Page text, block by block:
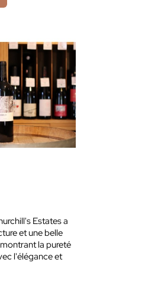
Estates a
et une belle
la pureté
l'élégance et